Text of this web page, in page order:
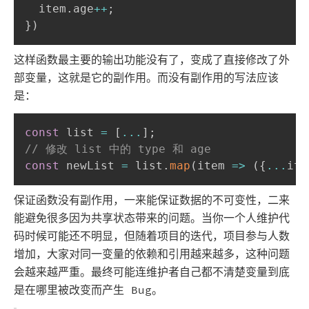
  item
. age++ ;
} )
这样函数最主要的输出功能没有了，变成了直接修改了外
部变量，这就是它的副作用。而没有副作用的写法应该
是：
const list = [ ... ] ;
// 修改 list 中的 type 和 age
const newList = list . map ( item => ( { ...
保证函数没有副作用，一来能保证数据的不可变性，二来
能避免很多因为共享状态带来的问题。当你一个人维护代
码时候可能还不明显，但随着项目的迭代，项目参与人数
增加，大家对同一变量的依赖和引用越来越多，这种问题
会越来越严重。最终可能连维护者自己都不清楚变量到底
是在哪里被改变而产生 Bug。